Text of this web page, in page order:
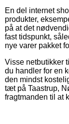
En del internet
produkter,
på at det
fast tidspunkt,
nye varer pakket
Visse netbutikker
du handler for en
den mindst
tæt på Taastrup,
fragtmanden til at